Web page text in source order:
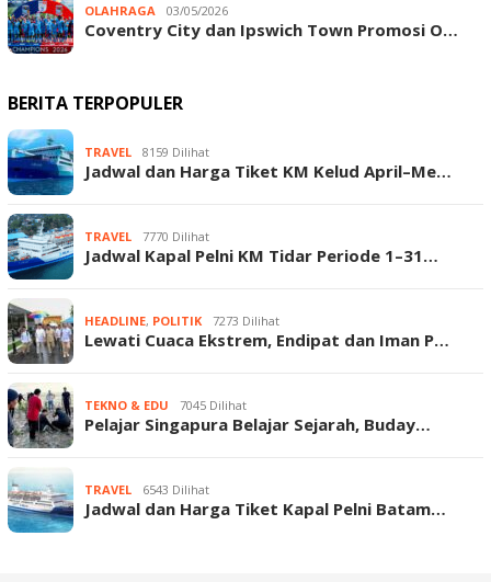
OLAHRAGA 03/05/2026
Coventry City dan Ipswich Town Promosi O…
BERITA TERPOPULER
TRAVEL 8159 Dilihat
Jadwal dan Harga Tiket KM Kelud April–Me…
TRAVEL 7770 Dilihat
Jadwal Kapal Pelni KM Tidar Periode 1–31…
HEADLINE, POLITIK 7273 Dilihat
Lewati Cuaca Ekstrem, Endipat dan Iman P…
TEKNO & EDU 7045 Dilihat
Pelajar Singapura Belajar Sejarah, Buday…
TRAVEL 6543 Dilihat
Jadwal dan Harga Tiket Kapal Pelni Batam…